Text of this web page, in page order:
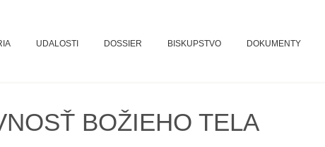
UDALOSTI DOSSIER BISKUPSTVO DOKUMENTY
BOŽIEHO TELA